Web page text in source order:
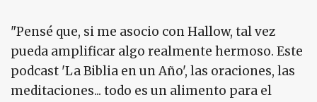
"Pensé que, si me asocio con Hallow, tal vez
pueda amplificar algo realmente hermoso. Este
podcast 'La Biblia en un Año', las oraciones, las
meditaciones... todo es un alimento para el